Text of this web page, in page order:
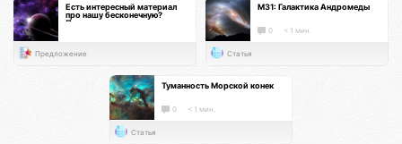
Есть интересный материал
про нашу бесконечную?
Поделись с нами, а вселенная
Предложение
М31: Галактика Андромеды
0 < 1 мин.
Статья
Туманность Морской конек
0 < 1 мин.
Статья